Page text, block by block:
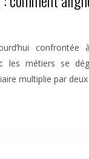
les métiers se
multiplie par